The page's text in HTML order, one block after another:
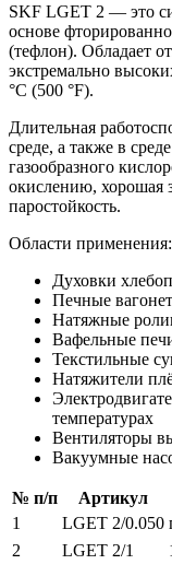
SKF LGET 2 — это
основе
(тефлон). Обладает
экстремально
°C (500 °F).
Длительная
среде, а также в
газообразного
окислению, хорошая
паростойкость.
Области применения:
Духовки
Печные
Натяжные
Вафельные
Текстильные
Натяжители
температурах
Вентиляторы
Вакуумные
№ п/п Артикул
1
LGET 2/0.050
2 LGET 2/1